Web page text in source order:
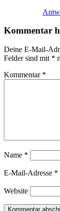
Kommentar
Deine E-Mail-
Felder sind mit *
Kommentar *
Name *
E-Mail-Adresse *
Website